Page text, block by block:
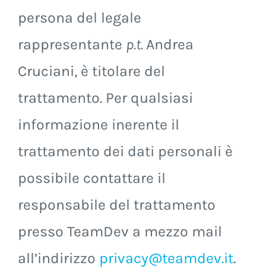
persona del legale
rappresentante p.t.Andrea
Cruciani, è titolare del
trattamento. Per qualsiasi
informazione inerente il
trattamento dei dati personali è
possibile contattare il
responsabile del trattamento
presso TeamDev a mezzo mail
all’indirizzo privacy@teamdev.it.